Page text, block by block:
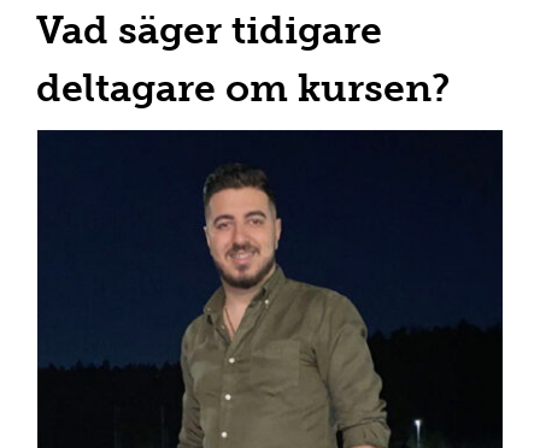
Vad säger tidigare
deltagare om kursen?